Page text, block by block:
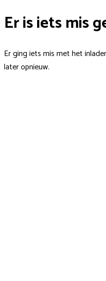
Er is iets mis
Er ging iets mis met het
later opnieuw.